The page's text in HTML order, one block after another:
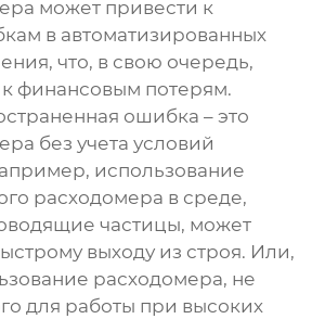
может привести к
в автоматизированных
что, в свою очередь,
финансовым потерям.
ошибка – это
без учета условий
использование
расходомера в среде,
частицы, может
выходу из строя. Или,
расходомера, не
для работы при высоких